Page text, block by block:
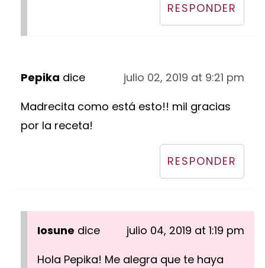
RESPONDER
Pepika dice
julio 02, 2019 at 9:21 pm
Madrecita como está esto!! mil gracias
por la receta!
RESPONDER
Iosune dice
julio 04, 2019 at 1:19 pm
Hola Pepika! Me alegra que te haya